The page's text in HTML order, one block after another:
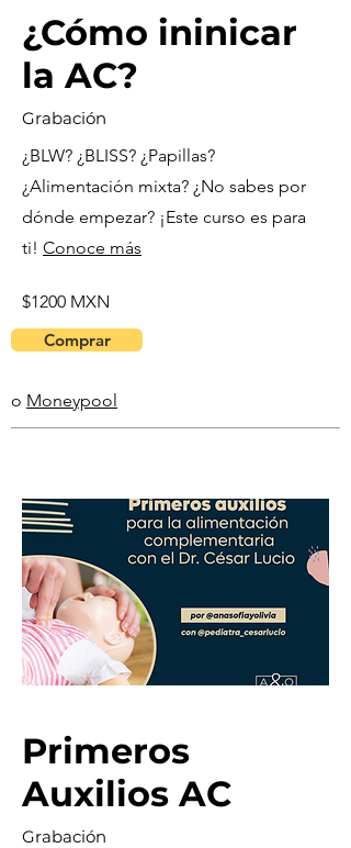
¿Cómo ininicar
la AC?
Grabación
¿BLW? ¿BLISS? ¿Papillas?
¿Alimentación mixta? ¿No sabes por
dónde empezar? ¡Este curso es para
ti! Conoce más
$1200 MXN
Comprar
o Moneypool
Primeros
Auxilios AC
Grabación